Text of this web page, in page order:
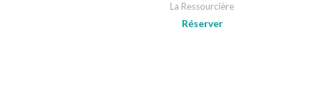
La Ressourcière
Réserver